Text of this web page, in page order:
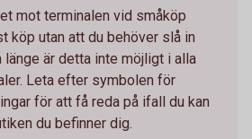
mot terminalen vid småköp
köp utan att du behöver slå in
länge är detta inte möjligt i alla
Leta efter symbolen för
för att få reda på ifall du kan
du befinner dig.